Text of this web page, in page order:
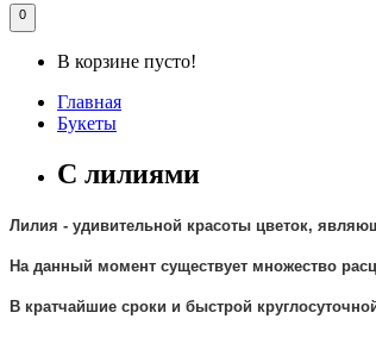
0
В корзине пусто!
Главная
Букеты
С лилиями
Лилия - удивительной красоты цветок,
На данный момент существует множество
В кратчайшие сроки и быстрой